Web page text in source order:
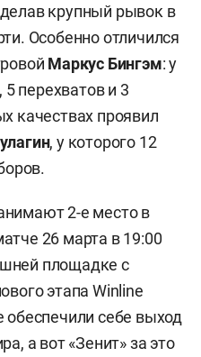
крупный рывок в
Особенно отличился
Маркус Бингэм: у
5 перехватов и 3
качествах проявил
, у которого 12
2-е место в
26 марта в 19:00
площадке с
этапа Winline
себе выход
а вот «Зенит» за это